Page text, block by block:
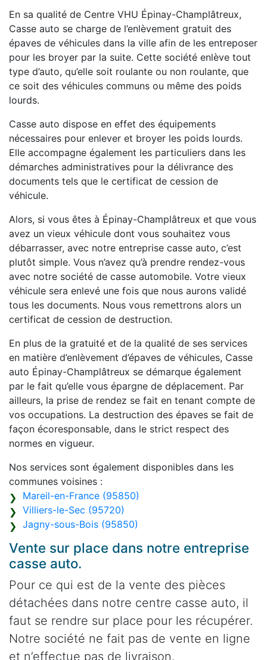
En sa qualité de Centre VHU Épinay-Champlâtreux,
Casse auto se charge de l’enlèvement gratuit des
épaves de véhicules dans la ville afin de les entreposer
pour les broyer par la suite. Cette société enlève tout
type d’auto, qu’elle soit roulante ou non roulante, que
ce soit des véhicules communs ou même des poids
lourds.
Casse auto dispose en effet des équipements
nécessaires pour enlever et broyer les poids lourds.
Elle accompagne également les particuliers dans les
démarches administratives pour la délivrance des
documents tels que le certificat de cession de
véhicule.
Alors, si vous êtes à Épinay-Champlâtreux et que vous
avez un vieux véhicule dont vous souhaitez vous
débarrasser, avec notre entreprise casse auto, c’est
plutôt simple. Vous n’avez qu’à prendre rendez-vous
avec notre société de casse automobile. Votre vieux
véhicule sera enlevé une fois que nous aurons validé
tous les documents. Nous vous remettrons alors un
certificat de cession de destruction.
En plus de la gratuité et de la qualité de ses services
en matière d’enlèvement d’épaves de véhicules, Casse
auto Épinay-Champlâtreux se démarque également
par le fait qu’elle vous épargne de déplacement. Par
ailleurs, la prise de rendez se fait en tenant compte de
vos occupations. La destruction des épaves se fait de
façon écoresponsable, dans le strict respect des
normes en vigueur.
Nos services sont également disponibles dans les
communes voisines :
Mareil-en-France (95850)
Villiers-le-Sec (95720)
Jagny-sous-Bois (95850)
Vente sur place dans notre entreprise
casse auto.
Pour ce qui est de la vente des pièces
détachées dans notre centre casse auto, il
faut se rendre sur place pour les récupérer.
Notre société ne fait pas de vente en ligne
et n’effectue pas de livraison.